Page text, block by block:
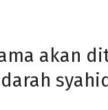
akan